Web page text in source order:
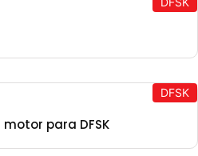
DFSK
para DFSK